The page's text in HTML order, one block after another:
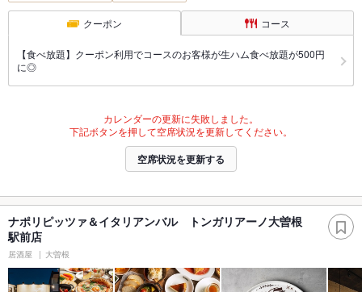
クーポン コース
【食べ放題】クーポン利用でコースのお客様が生ハム食べ放題が500円
に◎
カレンダーの更新に失敗しました。
下記ボタンを押して空席状況を更新してください。
空席状況を更新する
ナポリピッツァ＆イタリアンバル トンガリアーノ大曽根
駅前店
居酒屋 大曽根